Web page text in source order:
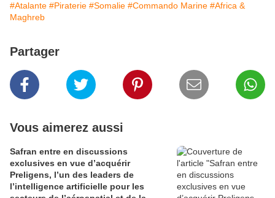
#Atalante #Piraterie #Somalie #Commando Marine #Africa &
Maghreb
Partager
Vous aimerez aussi
Safran entre en discussions
exclusives en vue d’acquérir
Preligens, l’un des leaders de
l’intelligence artificielle pour les